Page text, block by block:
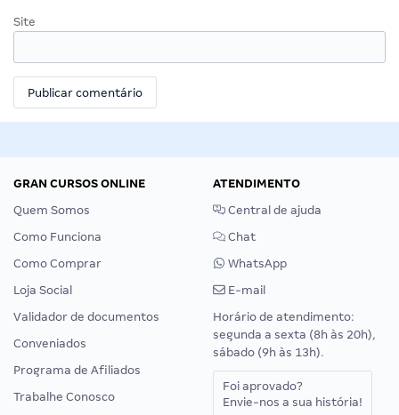
Site
GRAN CURSOS ONLINE
Quem Somos
Como Funciona
Como Comprar
Loja Social
Validador de documentos
Conveniados
Programa de Afiliados
Trabalhe Conosco
ATENDIMENTO
Central de ajuda
Chat
WhatsApp
E-mail
Horário de atendimento:
segunda a sexta (8h às 20h),
sábado (9h às 13h).
Foi aprovado?
Envie-nos a sua história!